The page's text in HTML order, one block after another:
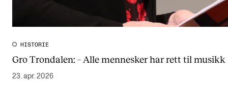
HISTORIE
Gro Trondalen: – Alle mennesker har rett til musikk
23. apr. 2026